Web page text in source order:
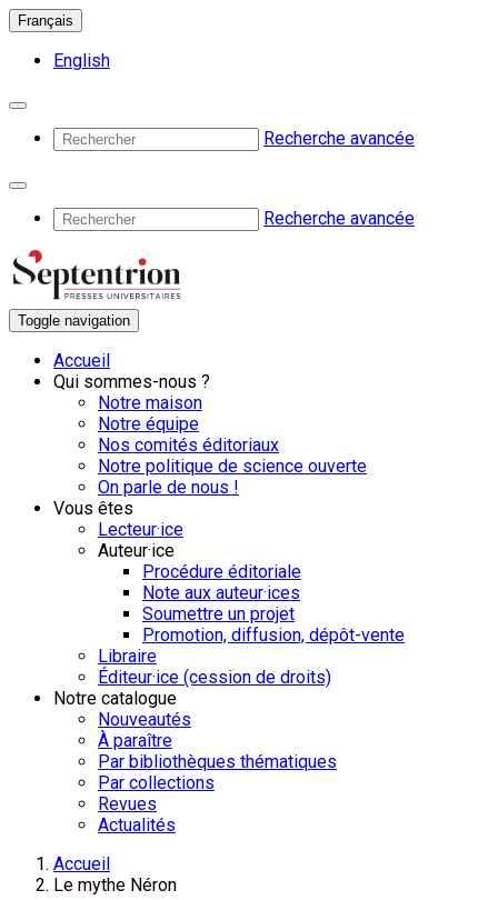
Français
English
Recherche avancée
Recherche avancée
Toggle navigation
Accueil
Qui sommes-nous ?
Notre maison
Notre équipe
Nos comités éditoriaux
Notre politique de science ouverte
On parle de nous !
Vous êtes
Lecteur·ice
Auteur·ice
Procédure éditoriale
Note aux auteur·ices
Soumettre un projet
Promotion, diffusion, dépôt-vente
Libraire
Éditeur·ice (cession de droits)
Notre catalogue
Nouveautés
À paraître
Par bibliothèques thématiques
Par collections
Revues
Actualités
Accueil
Le mythe Néron